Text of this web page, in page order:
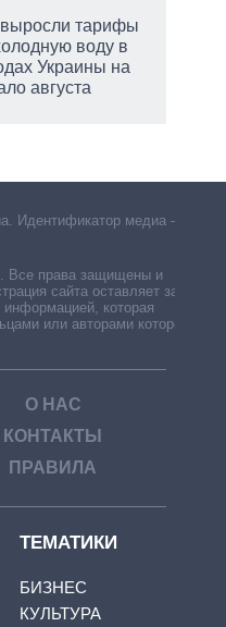
выросли тарифы
воду в
Украины на
августа
Идентификатор медиа –
Все права защищены и
сайта оставляет за
которая
или авторами которой
О НАС
КОНТАКТЫ
ПРАВИЛА
ТЕМАТИКИ
БИЗНЕС
КУЛЬТУРА